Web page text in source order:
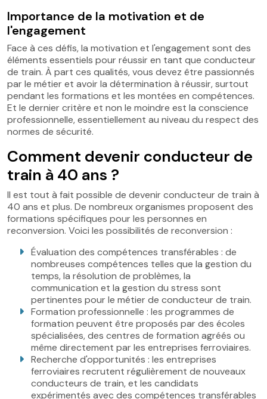
Importance de la motivation et de
l'engagement
Face à ces défis, la motivation et l'engagement sont des
éléments essentiels pour réussir en tant que conducteur
de train. À part ces qualités, vous devez être passionnés
par le métier et avoir la détermination à réussir, surtout
pendant les formations et les montées en compétences.
Et le dernier critère et non le moindre est la conscience
professionnelle, essentiellement au niveau du respect des
normes de sécurité.
Comment devenir conducteur de
train à 40 ans ?
Il est tout à fait possible de devenir conducteur de train à
40 ans et plus. De nombreux organismes proposent des
formations spécifiques pour les personnes en
reconversion. Voici les possibilités de reconversion :
Évaluation des compétences transférables : de
nombreuses compétences telles que la gestion du
temps, la résolution de problèmes, la
communication et la gestion du stress sont
pertinentes pour le métier de conducteur de train.
Formation professionnelle : les programmes de
formation peuvent être proposés par des écoles
spécialisées, des centres de formation agréés ou
même directement par les entreprises ferroviaires.
Recherche d'opportunités : les entreprises
ferroviaires recrutent régulièrement de nouveaux
conducteurs de train, et les candidats
expérimentés avec des compétences transférables